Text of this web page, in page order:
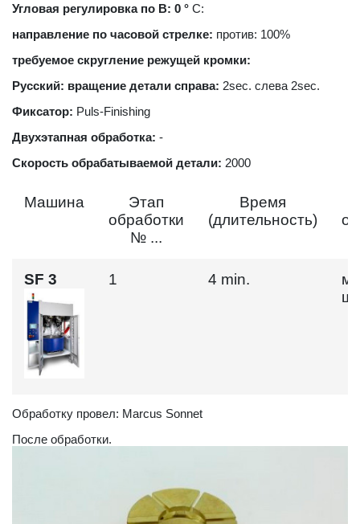
Угловая регулировка по B: 0 ° C:
направление по часовой стрелке: против: 100%
требуемое скругление режущей кромки:
Pусский: вращение детали справа: 2sec. слева 2sec.
Фиксатор: Puls-Finishing
Двухэтапная обработка: -
Скорость обрабатываемой детали: 2000
Машина
Этап
обработки
№ ...
Время
(длительность)
SF 3 1 4 min.
Обработку провел: Marcus Sonnet
После обработки.